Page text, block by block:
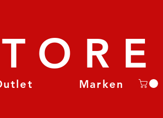
Marken